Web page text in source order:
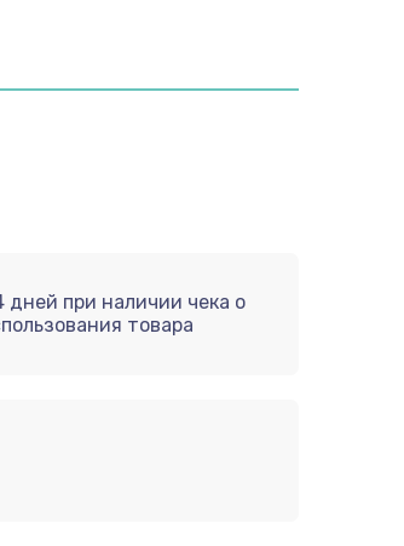
дней при наличии чека о
товара